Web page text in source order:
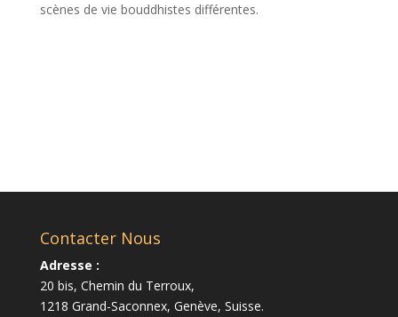
scènes de vie bouddhistes différentes.
Contacter Nous
Adresse :
20 bis, Chemin du Terroux,
1218 Grand-Saconnex, Genève, Suisse.